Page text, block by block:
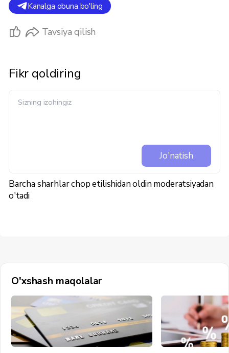
Kanalga obuna bo'ling
Tavsiya qilish
Fikr qoldiring
Jo'natish
Barcha sharhlar chop etilishidan oldin moderatsiyadan
o'tadi
O'xshash maqolalar